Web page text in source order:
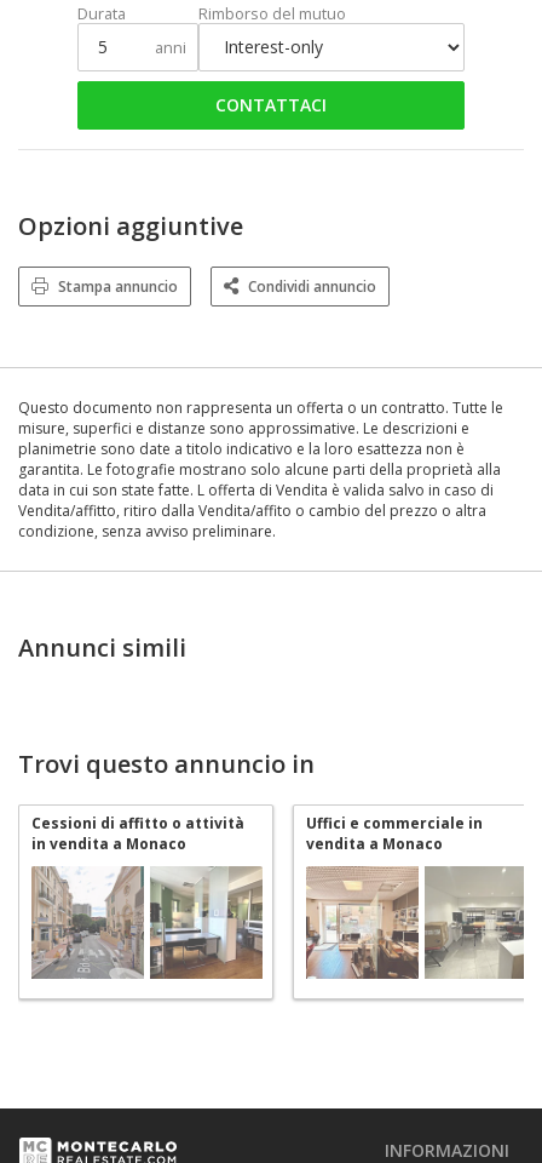
Durata
anni
Rimborso del mutuo
CONTATTACI
Opzioni aggiuntive
Stampa annuncio Condividi annuncio
Questo documento non rappresenta un offerta o un contratto. Tutte le
misure, superfici e distanze sono approssimative. Le descrizioni e
planimetrie sono date a titolo indicativo e la loro esattezza non è
garantita. Le fotografie mostrano solo alcune parti della proprietà alla
data in cui son state fatte. L offerta di Vendita è valida salvo in caso di
Vendita/affitto, ritiro dalla Vendita/affito o cambio del prezzo o altra
condizione, senza avviso preliminare.
Annunci simili
Trovi questo annuncio in
Cessioni di affitto o attività
in vendita a Monaco
Moneghetti
Uffici e commerciale in
vendita a Monaco
Moneghetti
INFORMAZIONI